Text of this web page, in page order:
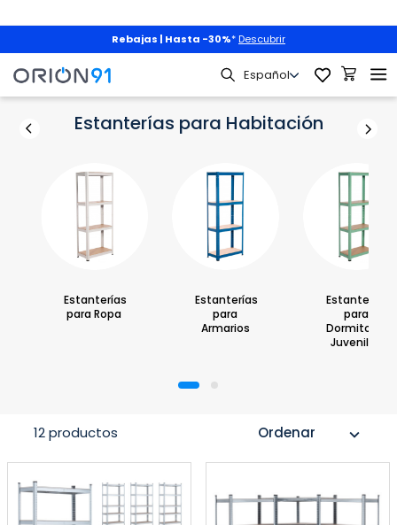
Rebajas | Hasta -30%* Descubrir
Estanterías por Espacios Estanterías para Habitación
Estanterías para Habitación
Estanterías
para Ropa
Estanterías
para
Armarios
Estanterías
para
Dormitorios
Juveniles
1
Ordenar expand_more
12 productos